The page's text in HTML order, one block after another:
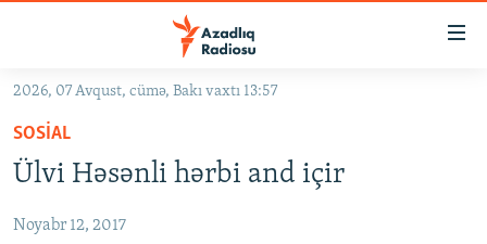
Əsas
qayıt
Əsas
qayıt
GÜNDƏM
#İZAHLA
#ƏSLINDƏ
2026, 07 Avqust, cümə, Bakı vaxtı 13:57
SOSIAL
Ülvi Həsənli hərbi and içir
Noyabr 12, 2017